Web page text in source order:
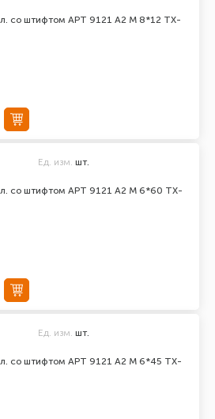
со штифтом АРТ 9121 А2 M 8*12 TX-
со штифтом АРТ 9121 А2 M 6*60 TX-
Ед. изм. шт.
со штифтом АРТ 9121 А2 M 6*45 TX-
Ед. изм. шт.